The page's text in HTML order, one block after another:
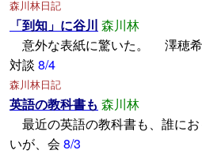
森川林日記
「到知」に谷川 森川林
意外な表紙に驚いた。 澤穂
対談 8/4
森川林日記
英語の教科書も 森川林
最近の英語の教科書も、誰に
いが、会 8/3